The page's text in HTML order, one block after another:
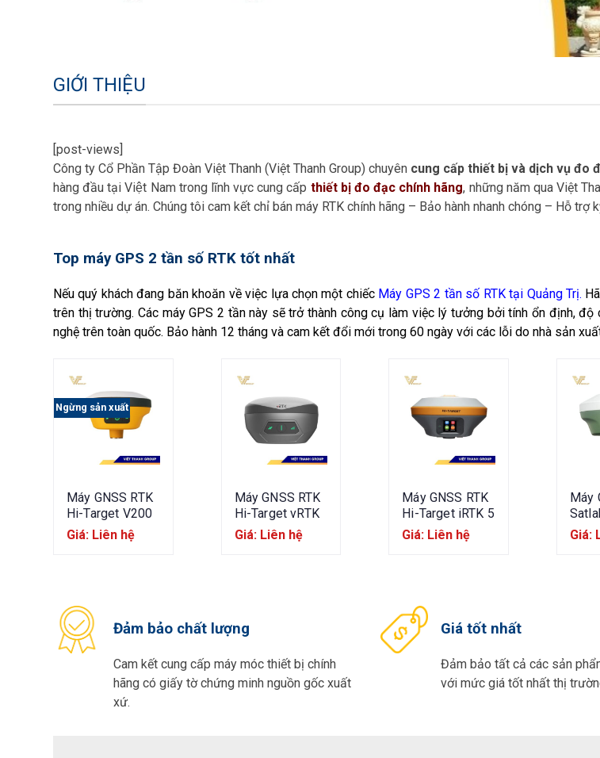
GIỚI THIỆU
[post-views]
Công ty Cổ Phần Tập Đoàn Việt Thanh (Việt Thanh Group) chuyên cung cấp thiết bị và dịch vụ đo
hàng đầu tại Việt Nam trong lĩnh vực cung cấp thiết bị đo đạc chính hãng, những năm qua Việt
trong nhiều dự án. Chúng tôi cam kết chỉ bán máy RTK chính hãng – Bảo hành nhanh chóng – Hỗ
Top máy GPS 2 tần số RTK tốt nhất
Nếu quý khách đang băn khoăn về việc lựa chọn một chiếc Máy GPS 2 tần số RTK tại Quảng Trị.
trên thị trường. Các máy GPS 2 tần này sẽ trở thành công cụ làm việc lý tưởng bởi tính ổn định,
nghệ trên toàn quốc. Bảo hành 12 tháng và cam kết đổi mới trong 60 ngày với các lỗi do nhà sản
Ngừng sản xuất
Máy GNSS RTK
Hi-Target V200
Giá: Liên hệ
Máy GNSS RTK
Hi-Target vRTK
Giá: Liên hệ
Máy GNSS RTK
Hi-Target iRTK 5
Giá: Liên hệ
Máy
Giá:
Đảm bảo chất lượng
Cam kết cung cấp máy móc thiết bị chính
hãng có giấy tờ chứng minh nguồn gốc xuất
xứ.
Giá tốt nhất
Đảm bảo tất cả các sản
với mức giá tốt nhất thị